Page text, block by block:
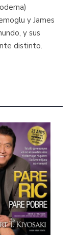
y James
y sus
distinto.